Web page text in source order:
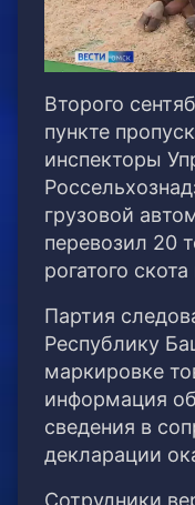
Второго
пункте
инспекторы
грузовой
перевозил 20
рогатого
Партия
Республику
маркировке
информация
сведения в
декларации